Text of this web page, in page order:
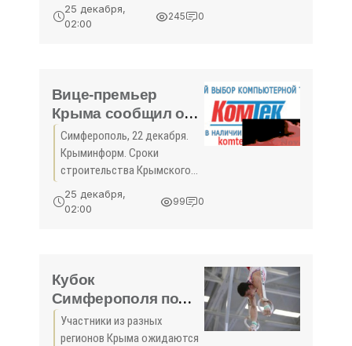
Крыма»
необходимые земельные
озеленения...
25 декабря,
02:00
245 0
Вице-премьер
Крыма сообщил о
сокращении сроков
строительства
Крымского моста -
«Спорт Крыма»
Симферополь, 22 декабря.
Крыминформ. Сроки
строительства Крымского
моста будут
скорректированы в сторону
Виталий Нахлупин. «Мы
25 декабря,
02:00
99 0
Кубок
Симферополя по
кикбоксингу
состоится на
Участники из разных
регионов Крыма ожидаются